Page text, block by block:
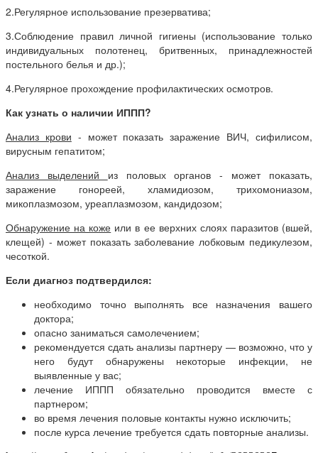
2.Регулярное использование презерватива;
3.Соблюдение правил личной гигиены (использование только
индивидуальных полотенец, бритвенных, принадлежностей
постельного белья и др.);
4.Регулярное прохождение профилактических осмотров.
Как узнать о наличии ИППП?
Анализ крови - может показать заражение ВИЧ, сифилисом,
вирусным гепатитом;
Анализ выделений из половых органов - может показать,
заражение гонореей, хламидиозом, трихомониазом,
микоплазмозом, уреаплазмозом, кандидозом;
Обнаружение на коже или в ее верхних слоях паразитов (вшей,
клещей) - может показать заболевание лобковым педикулезом,
чесоткой.
Если диагноз подтвердился:
необходимо точно выполнять все назначения вашего
доктора;
опасно заниматься самолечением;
рекомендуется сдать анализы партнеру — возможно, что у
него будут обнаружены некоторые инфекции, не
выявленные у вас;
лечение ИППП обязательно проводится вместе с
партнером;
во время лечения половые контакты нужно исключить;
после курса лечение требуется сдать повторные анализы.